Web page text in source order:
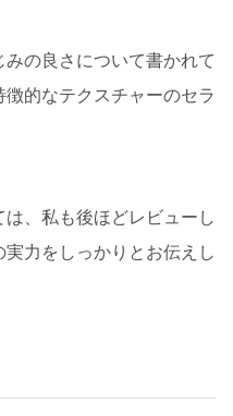
の良さについて書かれて
的なテクスチャーのセラ
、私も後ほどレビューし
力をしっかりとお伝えし